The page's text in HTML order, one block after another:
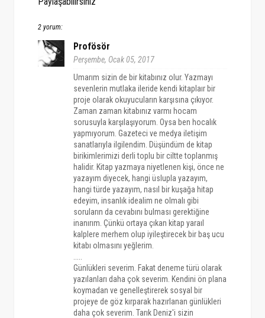
2 yorum:
Profösör
Perşembe, Ocak 05, 2017
Umarım sizin de bir kitabınız olur. Yazmayı
sevenlerin mutlaka ileride kendi kitaplaır bir
proje olarak okuyucuların karşısına çıkıyor.
Zaman zaman kitabınız varmı hocam
sorusuyla karşılaşıyorum. Oysa ben hocalık
yapmıyorum. Gazeteci ve medya iletişim
sanatlarıyla ilgilendim. Düşündüm de kitap
birikimlerimizi derli toplu bir ciltte toplanmış
halidir. Kitap yazmaya niyetlenen kişi, önce ne
yazayım diyecek, hangi üslupla yazayım,
hangi türde yazayım, nasıl bir kuşağa hitap
edeyim, insanlık idealim ne olmalı gibi
soruların da cevabını bulması gerektiğine
inanırım. Çünkü ortaya çıkan kitap yaraıl
kalplere merhem olup iyileştirecek bir baş ucu
kitabı olmasını yeğlerim.
Günlükleri severim. Fakat deneme türü olarak
yazılanları daha çok severim. Kendini ön plana
koymadan ve genelleştirerek sosyal bir
projeye de göz kırparak hazırlanan günlükleri
daha çok severim. Tarık Deniz'i sizin